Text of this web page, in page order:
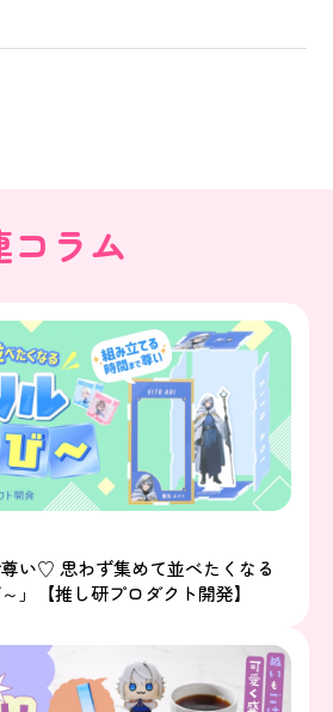
ラム
い♡ 思わず集めて並べたくなる
」【推し研プロダクト開発】